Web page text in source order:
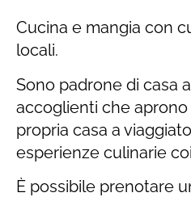
Cucina e mangia con
locali.
Sono padrone di casa
accoglienti che
propria casa a
esperienze culinarie
È possibile prenotare